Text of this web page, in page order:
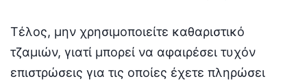
Τέλος, μην χρησιμοποιείτε καθαριστικό
τζαμιών, γιατί μπορεί να αφαιρέσει τυχόν
επιστρώσεις για τις οποίες έχετε πληρώσει